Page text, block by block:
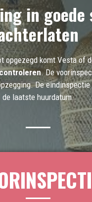
in
opgezegd komt Vesta of
. De
De
de laatste huurdatum.